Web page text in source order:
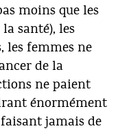
moins que les
santé), les
les femmes ne
de la
ne paient
énormément
jamais de
«